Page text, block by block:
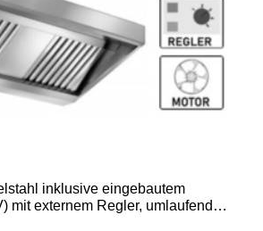
inklusive eingebautem
mit externem Regler, umlaufende